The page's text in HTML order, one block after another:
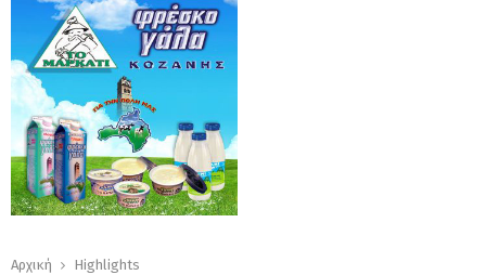
Αρχική
Highlights